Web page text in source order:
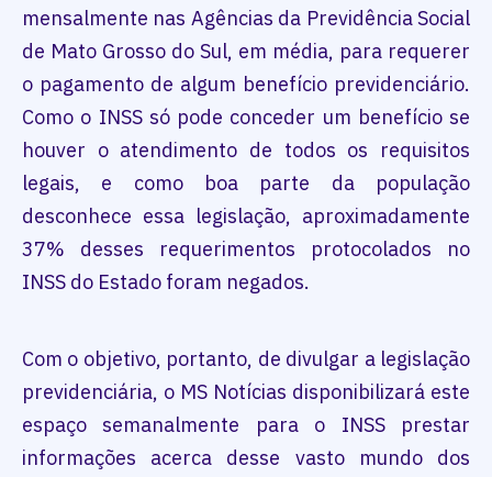
mensalmente nas Agências da Previdência Social
de Mato Grosso do Sul, em média, para requerer
o pagamento de algum benefício previdenciário.
Como o INSS só pode conceder um benefício se
houver o atendimento de todos os requisitos
legais, e como boa parte da população
desconhece essa legislação, aproximadamente
37% desses requerimentos protocolados no
INSS do Estado foram negados.
Com o objetivo, portanto, de divulgar a legislação
previdenciária, o MS Notícias disponibilizará este
espaço semanalmente para o INSS prestar
informações acerca desse vasto mundo dos